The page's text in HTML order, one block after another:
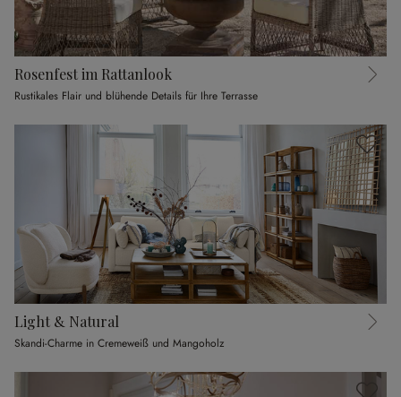
Rosenfest im Rattanlook
Rustikales Flair und blühende Details für Ihre Terrasse
Light & Natural
Skandi-Charme in Cremeweiß und Mangoholz